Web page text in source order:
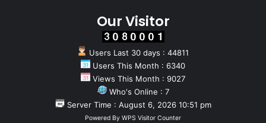
Our Visitor
Users Last 30 days : 44811
Users This Month : 6340
Views This Month : 9027
Who's Online : 7
Server Time : August 6, 2026 10:51 pm
Powered By WPS Visitor Counter